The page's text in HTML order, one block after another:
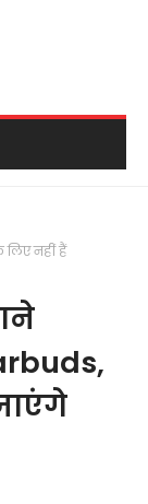
नहीं हैं